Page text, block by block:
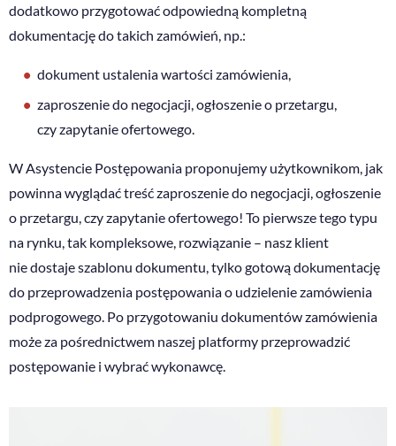
dodatkowo przygotować odpowiedną kompletną
dokumentację do takich zamówień, np.:
dokument ustalenia wartości zamówienia,
zaproszenie do negocjacji, ogłoszenie o przetargu,
czy zapytanie ofertowego.
W Asystencie Postępowania proponujemy użytkownikom, jak
powinna wyglądać treść zaproszenie do negocjacji, ogłoszenie
o przetargu, czy zapytanie ofertowego! To pierwsze tego typu
na rynku, tak kompleksowe, rozwiązanie – nasz klient
nie dostaje szablonu dokumentu, tylko gotową dokumentację
do przeprowadzenia postępowania o udzielenie zamówienia
podprogowego. Po przygotowaniu dokumentów zamówienia
może za pośrednictwem naszej platformy przeprowadzić
postępowanie i wybrać wykonawcę.